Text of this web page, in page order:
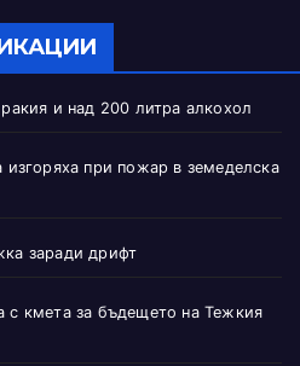
и над 200 литра алкохол
изгоряха при пожар в земеделска
заради дрифт
с кмета за бъдещето на Тежкия